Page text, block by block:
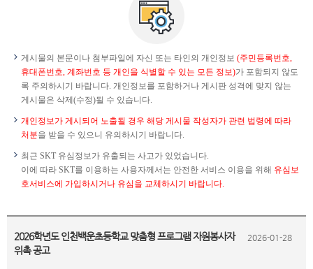
게시물의 본문이나 첨부파일에 자신 또는 타인의 개인정보 (주민등록번호,
휴대폰번호, 계좌번호 등 개인을 식별할 수 있는 모든 정보)가 포함되지 않도
록 주의하시기 바랍니다. 개인정보를 포함하거나 게시판 성격에 맞지 않는
게시물은 삭제(수정)될 수 있습니다.
개인정보가 게시되어 노출될 경우 해당 게시물 작성자가 관련 법령에 따라
처분을 받을 수 있으니 유의하시기 바랍니다.
최근 SKT 유심정보가 유출되는 사고가 있었습니다.
이에 따라 SKT를 이용하는 사용자께서는 안전한 서비스 이용을 위해 유심보
호서비스에 가입하시거나 유심을 교체하시기 바랍니다.
2026학년도 인천백운초등학교 맞춤형 프로그램 자원봉사자
위촉 공고
2026-01-28